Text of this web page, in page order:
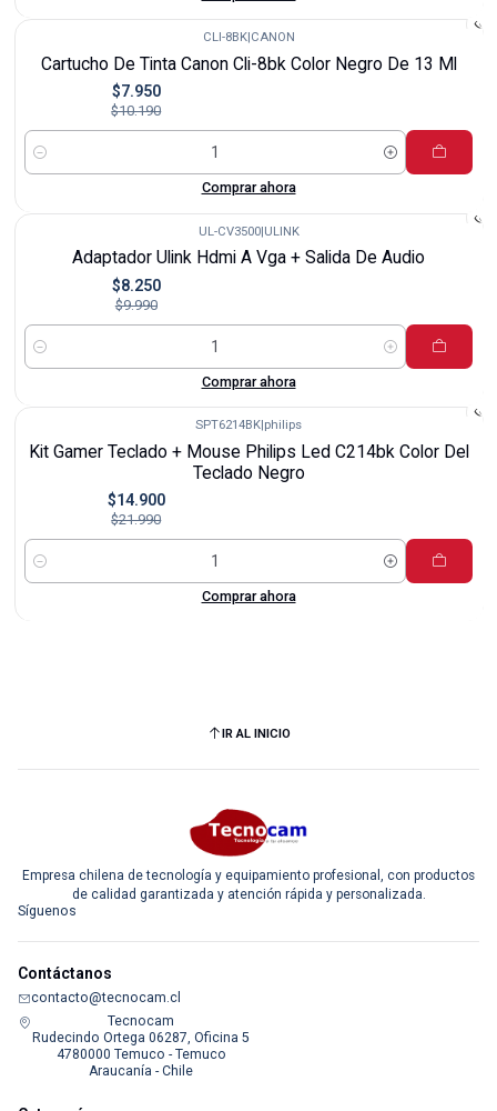
CLI-8BK| CANON
Cartucho De Tinta Canon Cli-8bk Color Negro De 13 Ml
$7.950
$10.190
Cantidad
Comprar ahora
UL-CV3500|ULINK
Adaptador Ulink Hdmi A Vga + Salida De Audio
$8.250
$9.990
Cantidad
Comprar ahora
SPT6214BK philips
Kit Gamer Teclado + Mouse Philips Led C214bk Color Del
Teclado Negro
$14.900
$21.990
Cantidad
Comprar ahora
IR AL INICIO
Empresa chilena de tecnología y equipamiento profesional, con productos
de calidad garantizada y atención rápida y personalizada.
Síguenos
Contáctanos
contacto@tecnocam.cl
Tecnocam
Rudecindo Ortega 06287, Oficina 5
4780000 Temuco - Temuco
Araucanía - Chile